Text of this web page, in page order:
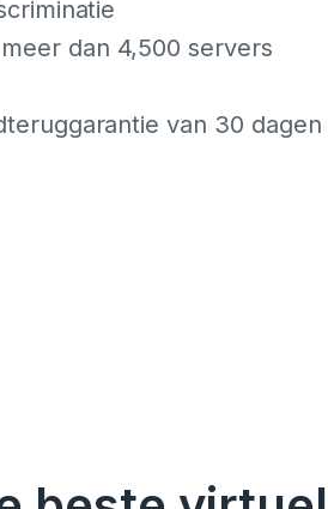
dan 4,500 servers
van 30 dagen